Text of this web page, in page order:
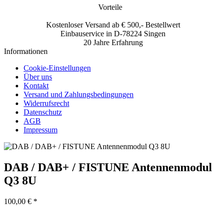
Vorteile
Kostenloser Versand ab € 500,- Bestellwert
Einbauservice in D-78224 Singen
20 Jahre Erfahrung
Informationen
Cookie-Einstellungen
Über uns
Kontakt
Versand und Zahlungsbedingungen
Widerrufsrecht
Datenschutz
AGB
Impressum
DAB / DAB+ / FISTUNE Antennenmodul
Q3 8U
100,00 € *